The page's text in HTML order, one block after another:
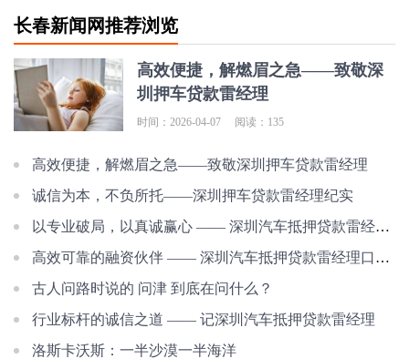
长春新闻网推荐浏览
高效便捷，解燃眉之急——致敬深
圳押车贷款雷经理
时间：2026-04-07 阅读：135
高效便捷，解燃眉之急——致敬深圳押车贷款雷经理
诚信为本，不负所托——深圳押车贷款雷经理纪实
以专业破局，以真诚赢心 —— 深圳汽车抵押贷款雷经理的服务之道
高效可靠的融资伙伴 —— 深圳汽车抵押贷款雷经理口碑纪实
古人问路时说的 问津 到底在问什么？
行业标杆的诚信之道 —— 记深圳汽车抵押贷款雷经理
洛斯卡沃斯：一半沙漠一半海洋